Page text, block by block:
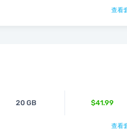
查看
20 GB $41.99
查看